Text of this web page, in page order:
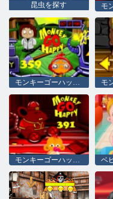
昆虫を探す
モンキーゴーハッピーステージ359
モンキーゴーハッピーステージ391